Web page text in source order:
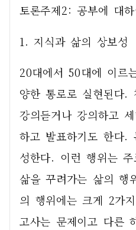
토론주제2: 공부에 대하
1. 지식과 삶의 상보성
20대에서 50대에 이르
양한 통로로 실현된다.
강의듣거나 강의하고
하고 발표하기도 한다.
성한다. 이런 행위는
삶을 꾸려가는 삶의 행
의 행위에는 크게 2가
고사는 문제이고 다른